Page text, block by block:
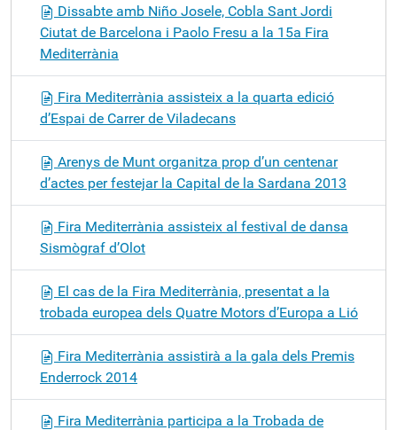
Dissabte amb Niño Josele, Cobla Sant Jordi
Ciutat de Barcelona i Paolo Fresu a la 15a Fira
Mediterrània
Fira Mediterrània assisteix a la quarta edició
d’Espai de Carrer de Viladecans
Arenys de Munt organitza prop d’un centenar
d’actes per festejar la Capital de la Sardana 2013
Fira Mediterrània assisteix al festival de dansa
Sismògraf d’Olot
El cas de la Fira Mediterrània, presentat a la
trobada europea dels Quatre Motors d’Europa a Lió
Fira Mediterrània assistirà a la gala dels Premis
Enderrock 2014
Fira Mediterrània participa a la Trobada de